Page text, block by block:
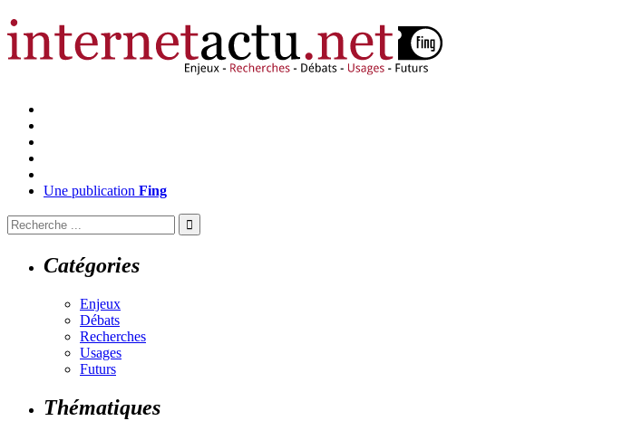
Une publication Fing
Catégories
Enjeux
Débats
Recherches
Usages
Futurs
Thématiques